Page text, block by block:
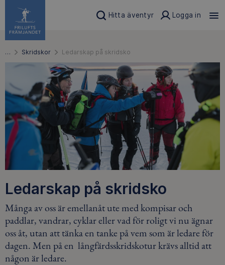
Hitta äventyr Logga in
… Skridskor Ledarskap på skridsko
Ledarskap på skridsko
Många av oss är emellanåt ute med kompisar och
paddlar, vandrar, cyklar eller vad för roligt vi nu ägnar
oss åt, utan att tänka en tanke på vem som är ledare för
dagen. Men på en långfärdsskridskotur krävs alltid att
någon är ledare.